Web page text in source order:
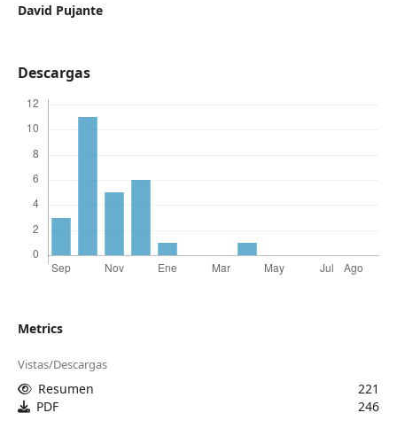
David Pujante
Descargas
Metrics
Vistas/Descargas
Resumen
221
PDF
246